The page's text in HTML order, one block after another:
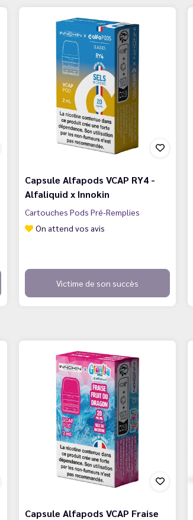
Capsule Alfapods VCAP RY4 -
Alfaliquid x Innokin
Cartouches Pods Pré-Remplies
On attend vos avis
Victime de son succès
Capsule Alfapods VCAP Fraise